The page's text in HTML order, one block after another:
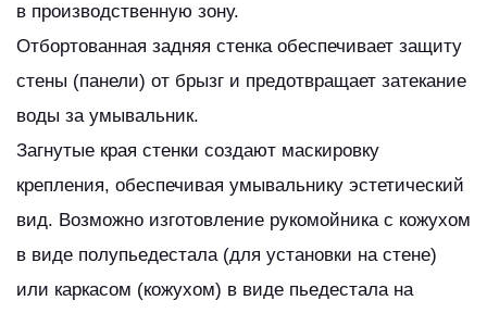
в производственную зону.
Отбортованная задняя стенка обеспечивает защиту
стены (панели) от брызг и предотвращает затекание
воды за умывальник.
Загнутые края стенки создают маскировку
крепления, обеспечивая умывальнику эстетический
вид. Возможно изготовление рукомойника с кожухом
в виде полупьедестала (для установки на стене)
или каркасом (кожухом) в виде пьедестала на